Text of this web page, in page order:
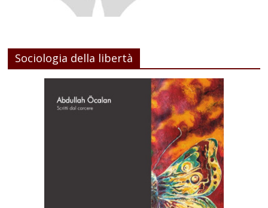
Sociologia della libertà